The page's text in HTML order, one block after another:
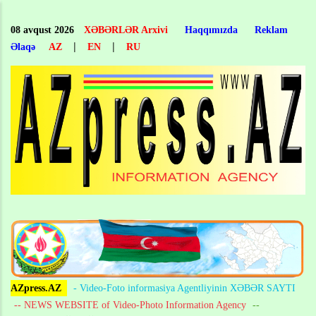
main
content
08 avqust 2026 XƏBƏRLƏR Arxivi Haqqımızda
Reklam
Əlaqə
AZ | EN | RU
AZpress.AZ
- Video-Foto informasiya Agentliyinin XƏBƏR SAYTI
-- NEWS WEBSITE of Video-Photo Information Agency --